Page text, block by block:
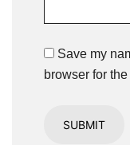
Save my
browser for